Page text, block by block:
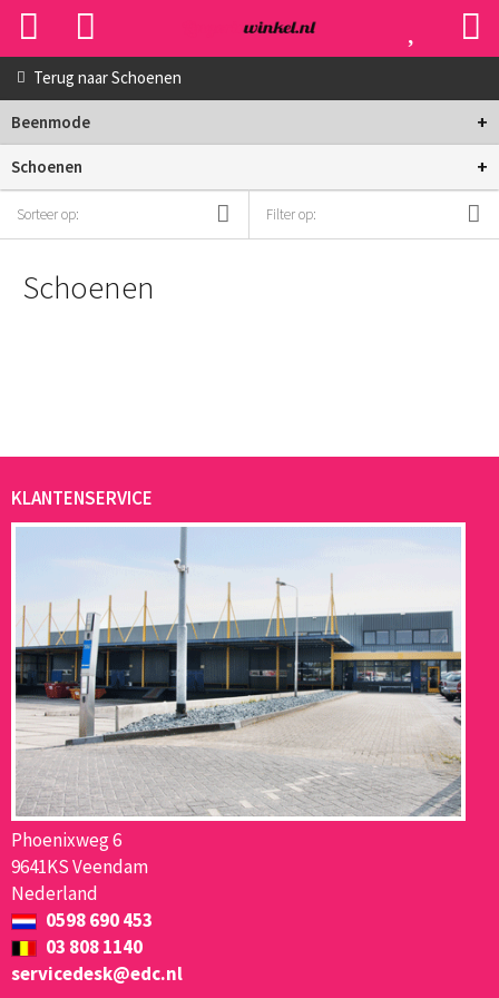
Terug naarSchoenen
Beenmode +
Schoenen +
Sorteer op: Filter op:
Schoenen
KLANTENSERVICE
Phoenixweg 6
9641KS Veendam
Nederland
0598 690 453
03 808 1140
servicedesk@edc.nl